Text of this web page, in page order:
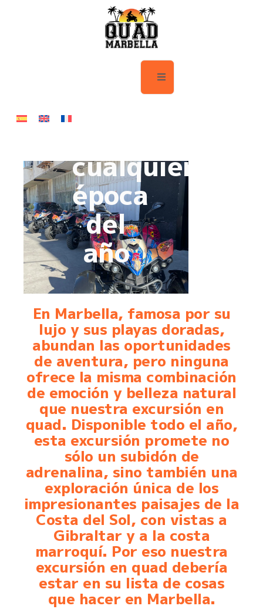
es
cualquier
época
del
año
En Marbella, famosa por su
lujo y sus playas doradas,
abundan las oportunidades
de aventura, pero ninguna
ofrece la misma combinación
de emoción y belleza natural
que nuestra excursión en
quad. Disponible todo el año,
esta excursión promete no
sólo un subidón de
adrenalina, sino también una
exploración única de los
impresionantes paisajes de la
Costa del Sol, con vistas a
Gibraltar y a la costa
marroquí. Por eso nuestra
excursión en quad debería
estar en su lista de cosas
que hacer en Marbella.